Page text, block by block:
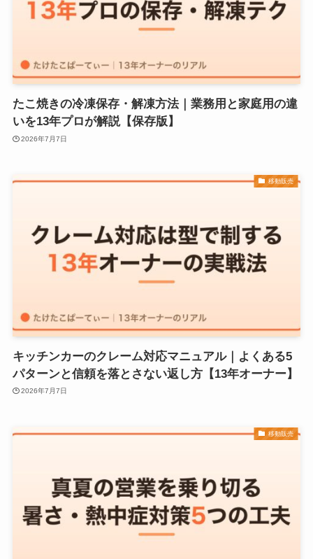
たこ焼きの冷凍保存・解凍方法｜業務用と家庭用の違
いを13年プロが解説【保存版】
2026年7月7日
移動販売
キッチンカーのクレーム対応マニュアル｜よくある5
パターンと信頼を落とさない返し方【13年オーナー】
2026年7月7日
移動販売